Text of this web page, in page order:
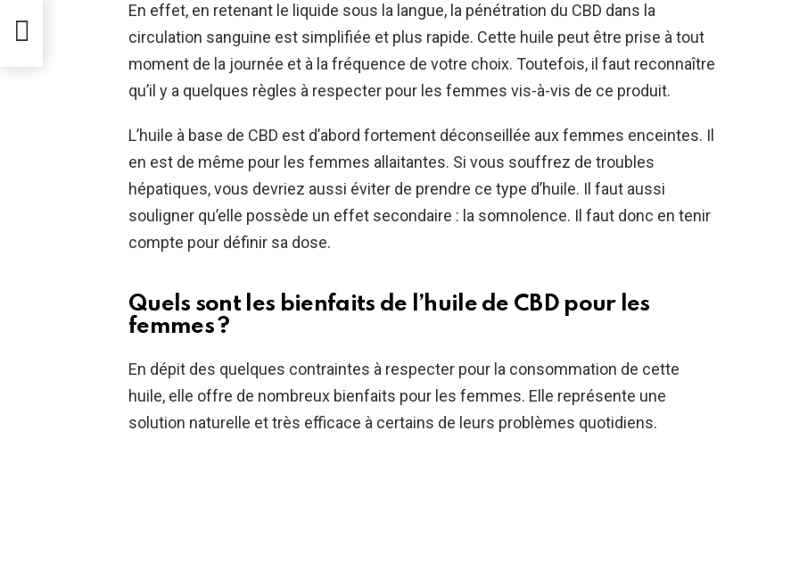
En effet, en retenant le liquide sous la langue, la pénétration du CBD dans la
circulation sanguine est simplifiée et plus rapide. Cette huile peut être prise à tout
moment de la journée et à la fréquence de votre choix. Toutefois, il faut reconnaître
qu’il y a quelques règles à respecter pour les femmes vis-à-vis de ce produit.
L’huile à base de CBD est d’abord fortement déconseillée aux femmes enceintes. Il
en est de même pour les femmes allaitantes. Si vous souffrez de troubles
hépatiques, vous devriez aussi éviter de prendre ce type d’huile. Il faut aussi
souligner qu’elle possède un effet secondaire : la somnolence. Il faut donc en tenir
compte pour définir sa dose.
Quels sont les bienfaits de l’huile de CBD pour les
femmes ?
En dépit des quelques contraintes à respecter pour la consommation de cette
huile, elle offre de nombreux bienfaits pour les femmes. Elle représente une
solution naturelle et très efficace à certains de leurs problèmes quotidiens.
ce